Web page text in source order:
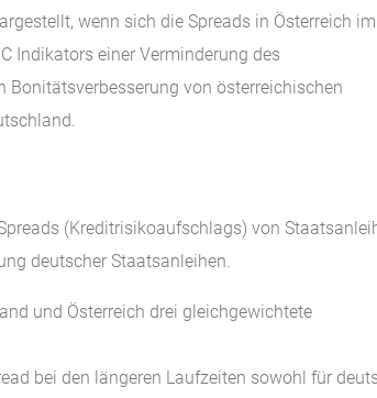
wenn sich die Spreads in Österreich im
Indikators einer Verminderung des
von österreichischen
(Kreditrisikoaufschlags) von
deutscher Staatsanleihen.
und Österreich drei gleichgewichtete
bei den längeren Laufzeiten sowohl für